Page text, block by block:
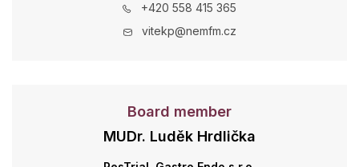
+420 558 415 365
vitekp@nemfm.cz
Board member
MUDr. Luděk Hrdlička